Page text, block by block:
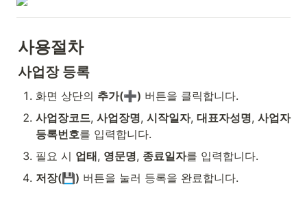
사용절차
사업장 등록
화면 상단의 추가(➕) 버튼을 클릭합니다.
사업장코드, 사업장명, 시작일자, 대표자성명, 사업자
등록번호를 입력합니다.
필요 시 업태, 영문명, 종료일자를 입력합니다.
저장(💾) 버튼을 눌러 등록을 완료합니다.